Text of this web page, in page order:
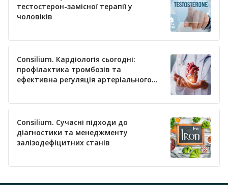
тестостерон-замісної терапії у
чоловіків
Consilium. Кардіологія сьогодні:
профілактика тромбозів та
ефективна регуляція артеріального
Consilium. Сучасні підходи до
діагностики та менеджменту
залізодефіцитних станів